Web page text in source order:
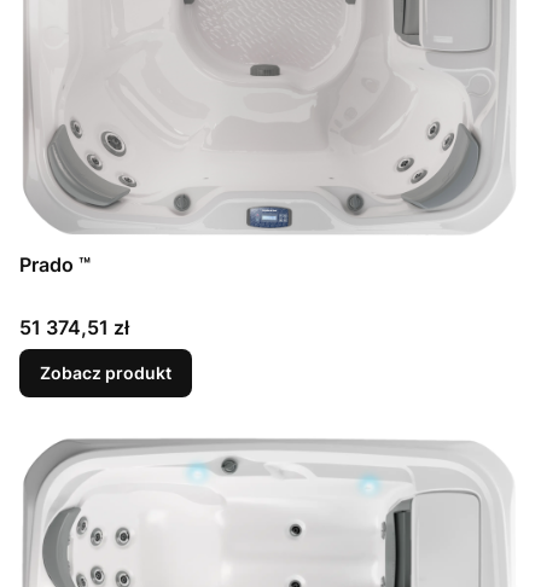
Prado ™
Cena
51 374,51 zł
Zobacz produkt